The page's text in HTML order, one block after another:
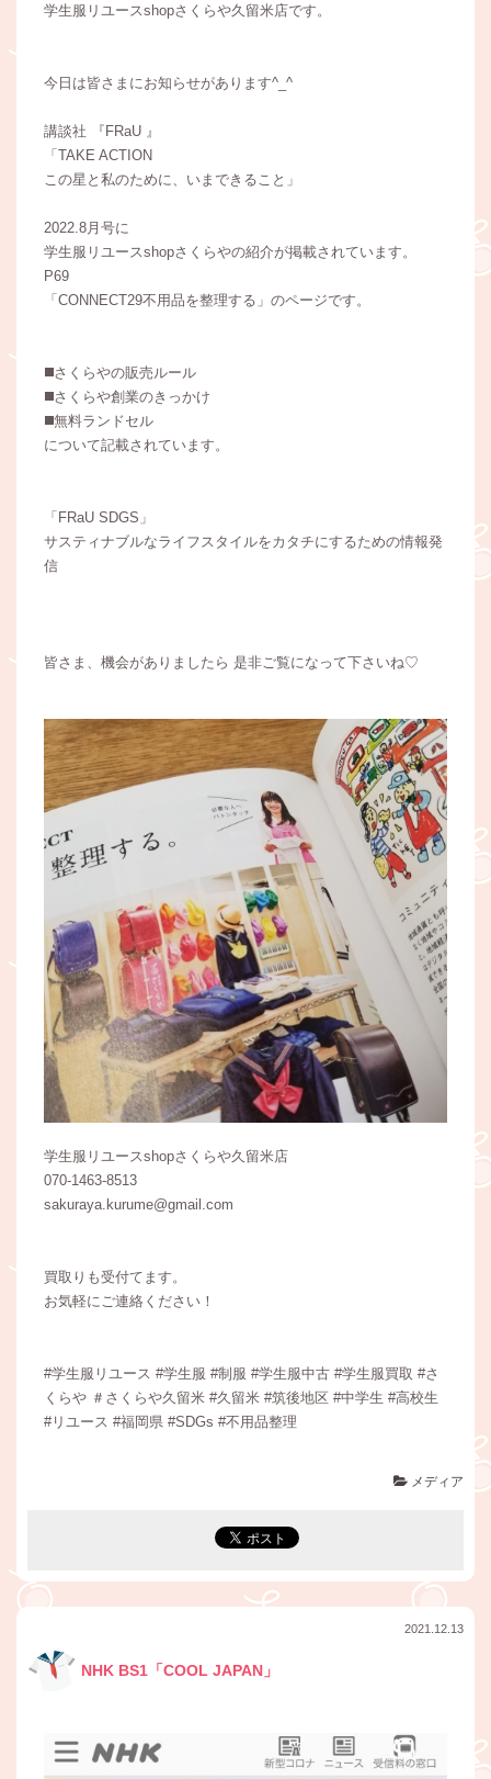
学生服リユースshopさくらや久留米店です。
今日は皆さまにお知らせがあります^_^
講談社 『FRaU 』
「TAKE ACTION
この星と私のために、いまできること」
2022.8月号に
学生服リユースshopさくらやの紹介が掲載されています。
P69
「CONNECT29不用品を整理する」のページです。
◼️さくらやの販売ルール
◼️さくらや創業のきっかけ
◼️無料ランドセル
について記載されています。
「FRaU SDGS」
サスティナブルなライフスタイルをカタチにするための情報発
信
皆さま、機会がありましたら 是非ご覧になって下さいね♡
学生服リユースshopさくらや久留米店
070-1463-8513
sakuraya.kurume@gmail.com
買取りも受付てます。
お気軽にご連絡ください！
#学生服リユース #学生服 #制服 #学生服中古 #学生服買取 #さ
くらや ＃さくらや久留米 #久留米 #筑後地区 #中学生 #高校生
#リユース #福岡県 #SDGs #不用品整理
メディア
2021.12.13
NHK BS1「COOL JAPAN」